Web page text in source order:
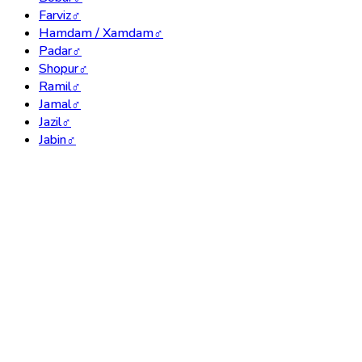
Farviz♂
Hamdam / Xamdam♂
Padar♂
Shopur♂
Ramil♂
Jamal♂
Jazil♂
Jabin♂